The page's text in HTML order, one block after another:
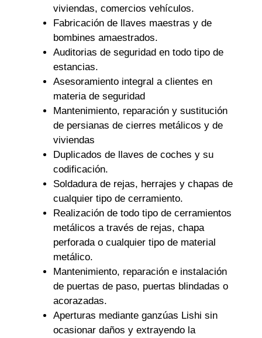
viviendas, comercios vehículos.
Fabricación de llaves maestras y de
bombines amaestrados.
Auditorias de seguridad en todo tipo de
estancias.
Asesoramiento integral a clientes en
materia de seguridad
Mantenimiento, reparación y sustitución
de persianas de cierres metálicos y de
viviendas
Duplicados de llaves de coches y su
codificación.
Soldadura de rejas, herrajes y chapas de
cualquier tipo de cerramiento.
Realización de todo tipo de cerramientos
metálicos a través de rejas, chapa
perforada o cualquier tipo de material
metálico.
Mantenimiento, reparación e instalación
de puertas de paso, puertas blindadas o
acorazadas.
Aperturas mediante ganzúas Lishi sin
ocasionar daños y extrayendo la